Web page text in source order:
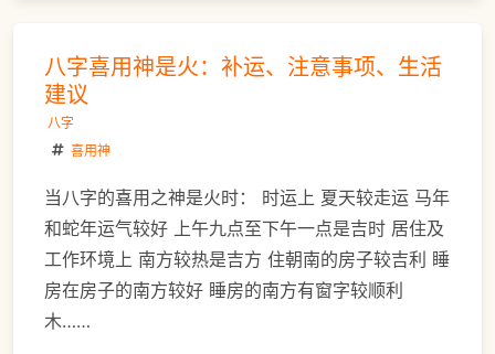
八字喜用神是火：补运、注意事项、生活
建议
八字
喜用神
当八字的喜用之神是火时： 时运上 夏天较走运 马年
和蛇年运气较好 上午九点至下午一点是吉时 居住及
工作环境上 南方较热是吉方 住朝南的房子较吉利 睡
房在房子的南方较好 睡房的南方有窗字较顺利
木……